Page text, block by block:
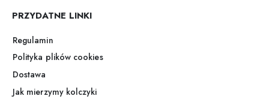
PRZYDATNE LINKI
Regulamin
Polityka plików cookies
Dostawa
Jak mierzymy kolczyki